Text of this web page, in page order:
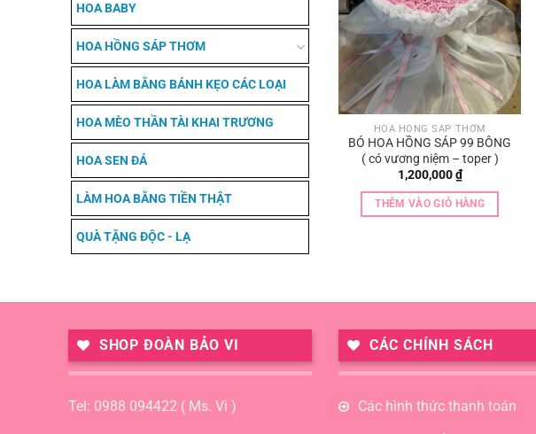
HOA BABY
HOA HỒNG SÁP THƠM
HOA LÀM BẰNG BÁNH KẸO CÁC LOẠI
HOA MÈO THẦN TÀI KHAI TRƯƠNG
HOA SEN ĐÁ
LÀM HOA BẰNG TIỀN THẬT
QUÀ TẶNG ĐỘC - LẠ
HOA HỒNG SÁP THƠM
BÓ HOA HỒNG SÁP 99 BÔNG
( có vương niệm – toper )
1,200,000₫
THÊM VÀO GIỎ HÀNG
SHOP ĐOÀN BẢO VI
Tel: 0988 094422 ( Ms. Vi )
CÁC CHÍNH SÁCH
Các hình thức thanh toán